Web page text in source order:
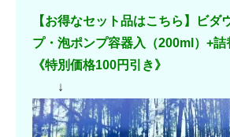
【お得なセット品はこちら】ビダ
プ・泡ポンプ容器入（200ml）+詰
《特別価格100円引き》
↓